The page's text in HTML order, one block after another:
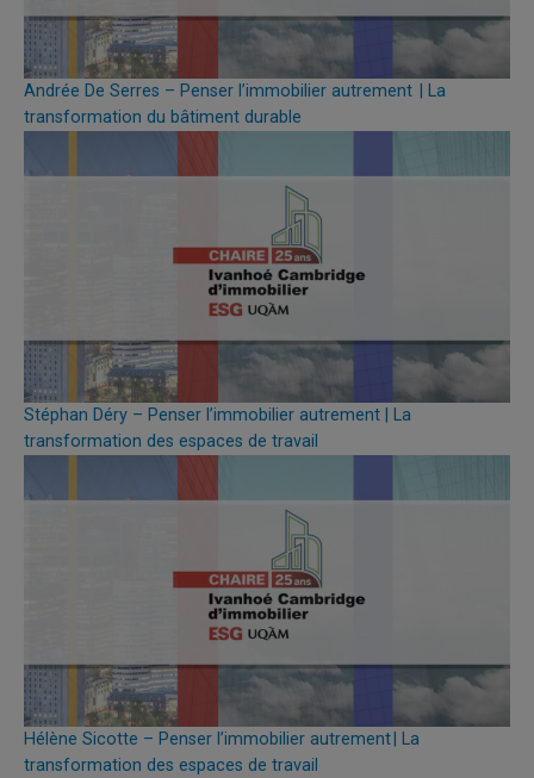
Andrée De Serres – Penser l’immobilier autrement | La
transformation du bâtiment durable
Stéphan Déry – Penser l’immobilier autrement | La
transformation des espaces de travail
Hélène Sicotte – Penser l’immobilier autrement | La
transformation des espaces de travail